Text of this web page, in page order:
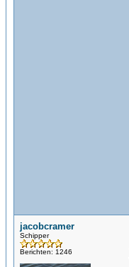
jacobcramer
Schipper
Berichten: 1246